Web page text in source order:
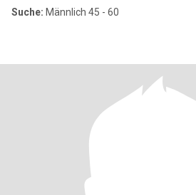
Suche: Männlich 45 - 60